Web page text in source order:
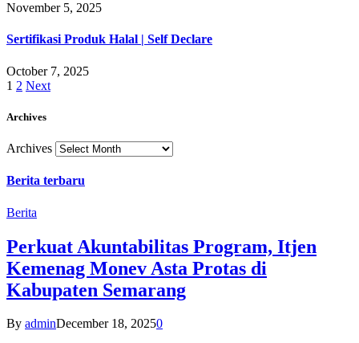
November 5, 2025
Sertifikasi Produk Halal | Self Declare
October 7, 2025
1 2 Next
Archives
Archives
Berita terbaru
Berita
Perkuat Akuntabilitas Program, Itjen
Kemenag Monev Asta Protas di
Kabupaten Semarang
By adminDecember 18, 20250